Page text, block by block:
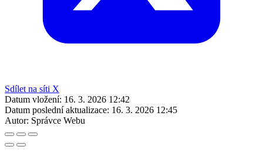
Sdílet na síti X
Datum vložení: 16. 3. 2026 12:42
Datum poslední aktualizace: 16. 3. 2026 12:45
Autor: Správce Webu